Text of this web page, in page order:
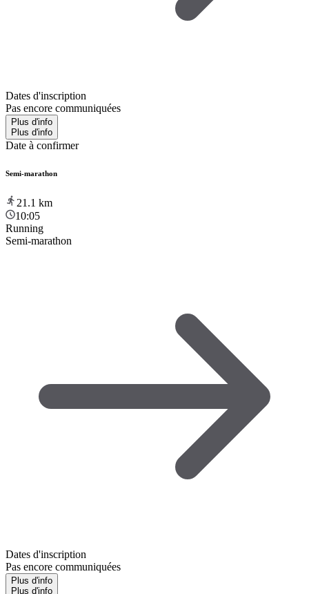
Dates d'inscription
Pas encore communiquées
Plus d'info
Plus d'info
Date à confirmer
Semi-marathon
21.1 km
10:05
Running
Semi-marathon
Dates d'inscription
Pas encore communiquées
Plus d'info
Plus d'info